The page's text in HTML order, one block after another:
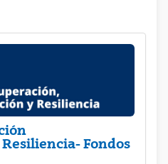
Fondos